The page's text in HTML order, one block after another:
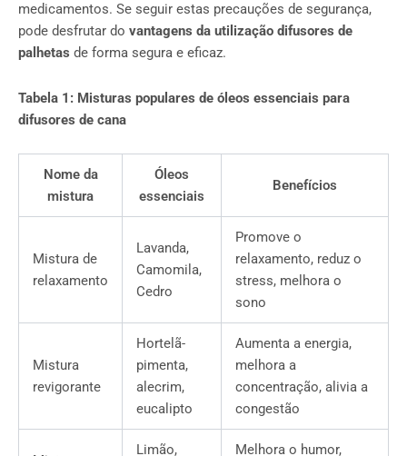
medicamentos. Se seguir estas precauções de segurança,
pode desfrutar do vantagens da utilização difusores de
palhetas de forma segura e eficaz.
Tabela 1: Misturas populares de óleos essenciais para
difusores de cana
Nome da
mistura
Óleos
essenciais
Benefícios
Mistura de
relaxamento
Lavanda,
Camomila,
Cedro
Promove o
relaxamento, reduz o
stress, melhora o
sono
Mistura
revigorante
Hortelã-
pimenta,
alecrim,
eucalipto
Aumenta a energia,
melhora a
concentração, alivia a
congestão
Limão,
Melhora o humor,